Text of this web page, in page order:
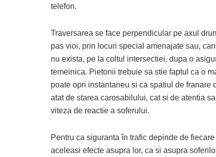
telefon.
Traversarea se face perpendicular pe axul
pas vioi, prin locuri special amenajate sau,
nu exista, pe la coltul intersectiei, dupa o
temeinica. Pietonii trebuie sa stie faptul ca o
poate opri instantaneu si ca spatiul de franare
atat de starea carosabilului, cat si de atentia
viteza de reactie a soferului.
Pentru ca siguranta în trafic depinde de
aceleasi efecte asupra lor, ca si asupra